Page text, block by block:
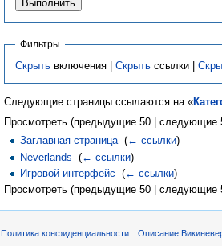
Фильтры
Скрытьвключения | Скрытьссылки |
Следующие страницы ссылаются на «
Просмотреть (предыдущие 50 | следующие
Заглавная страница‎(← ссылки)
Neverlands ‎(← ссылки)
Игровой интерфейс ‎(← ссылки)
Просмотреть (предыдущие 50 | следующие
Политика конфиденциальности Описание